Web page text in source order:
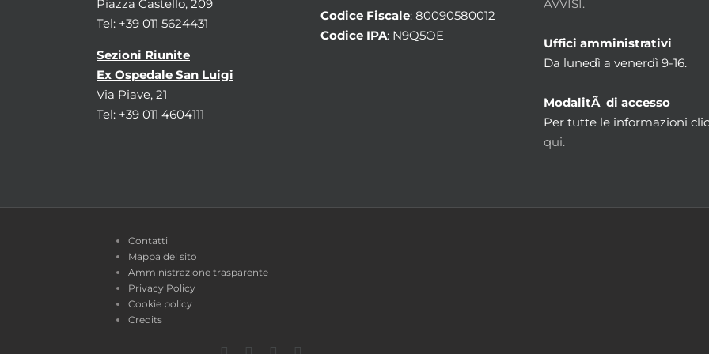
Piazza Castello, 209
Tel: +39 011 5624431
Sezioni Riunite
Ex Ospedale San Luigi
Via Piave, 21
Tel: +39 011 4604111
Codice Fiscale: 80090580012
Codice IPA: N9Q5OE
AVVISI.
Uffici amministrativi
Da lunedì a venerdì 9-16.
ModalitÃ di accesso
Per tutte le informazioni
qui.
Contatti
Mappa del sito
Amministrazione trasparente
Privacy Policy
Cookie policy
Credits